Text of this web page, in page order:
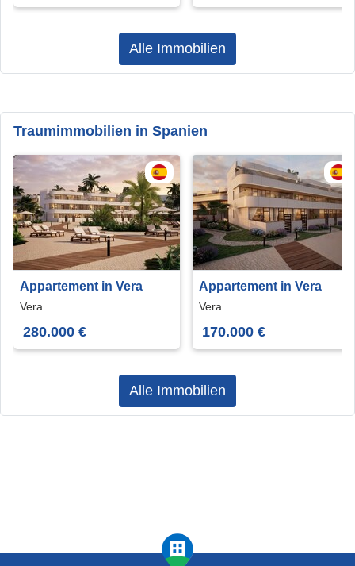
Alle Immobilien
Traumimmobilien in Spanien
Appartement in Vera
Vera
280.000 €
Appartement in Vera
Vera
170.000 €
Alle Immobilien